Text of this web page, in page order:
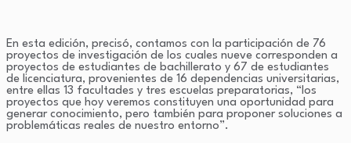
En esta edición, precisó, contamos con la participación de 76
proyectos de investigación de los cuales nueve corresponden a
proyectos de estudiantes de bachillerato y 67 de estudiantes
de licenciatura, provenientes de 16 dependencias universitarias,
entre ellas 13 facultades y tres escuelas preparatorias, “los
proyectos que hoy veremos constituyen una oportunidad para
generar conocimiento, pero también para proponer soluciones a
problemáticas reales de nuestro entorno”.